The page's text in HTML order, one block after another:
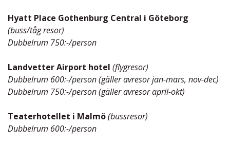
Hyatt Place Gothenburg Central i Göteborg
(buss/tåg resor)
Dubbelrum 750:-/person
Landvetter Airport hotel (flygresor)
Dubbelrum 600:-/person (gäller avresor jan-mars, nov-dec)
Dubbelrum 750:-/person (gäller avresor april-okt)
Teaterhotellet i Malmö(bussresor)
Dubbelrum 600:-/person